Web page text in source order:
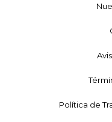
Política de